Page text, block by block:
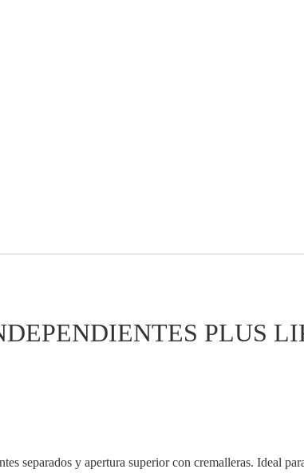
PLUS
separados y apertura superior con cremalleras. Ideal